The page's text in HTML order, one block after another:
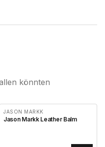
könnten
JASON MARKK
Jason Markk Leather Balm